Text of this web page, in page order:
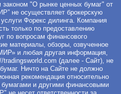
"О рынке ценных бумаг" от
не осуществляет брокерскую
Форекс дилинга. Компания
только по предоставлению
по вопросам финансового
материалы, обзоры, озвученное
и любая другая информация,
tradingsworld.com (далее - Сайт), не
Ничто на Сайте не должно
рекомендация относительно
и другими финансовыми